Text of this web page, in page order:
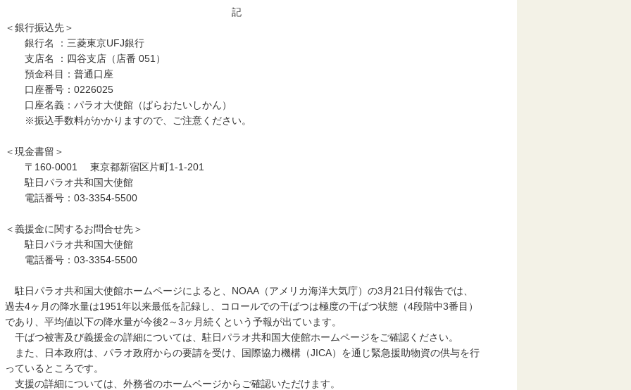
記
＜銀行振込先＞
銀行名 ：三菱東京UFJ銀行
支店名 ：四谷支店（店番 051）
預金科目：普通口座
口座番号：0226025
口座名義：パラオ大使館（ぱらおたいしかん）
※振込手数料がかかりますので、ご注意ください。
＜現金書留＞
〒160-0001 東京都新宿区片町1-1-201
駐日パラオ共和国大使館
電話番号：03-3354-5500
＜義援金に関するお問合せ先＞
駐日パラオ共和国大使館
電話番号：03-3354-5500
駐日パラオ共和国大使館ホームページによると、NOAA（アメリカ海洋大気庁）の3月21日付報告では、
過去4ヶ月の降水量は1951年以来最低を記録し、コロールでの干ばつは極度の干ばつ状態（4段階中3番目）
であり、平均値以下の降水量が今後2～3ヶ月続くという予報が出ています。
干ばつ被害及び義援金の詳細については、駐日パラオ共和国大使館ホームページをご確認ください。
また、日本政府は、パラオ政府からの要請を受け、国際協力機構（JICA）を通じ緊急援助物資の供与を行
っているところです。
支援の詳細については、外務省のホームページからご確認いただけます。